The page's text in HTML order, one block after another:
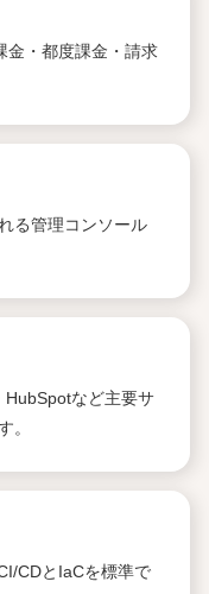
金・都度課金・請求
る管理コンソール
など主要サ
。
CDとIaCを標準で